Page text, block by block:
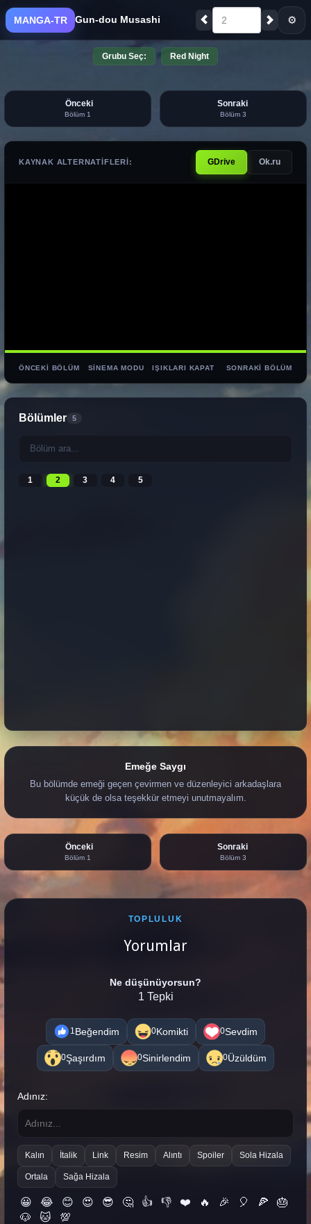
MANGA-TR Gun-dou Musashi 2 ⚙
Grubu Seç: Red Night
Önceki
Bölüm 1
Sonraki
Bölüm 3
KAYNAK ALTERNATIFLERI: GDrive Ok.ru
ÖNCEKI BÖLÜM SINEMA MODU IŞIKLARI KAPAT SONRAKI BÖLÜM
Bölümler 5
1 2 3 4 5
Emeğe Saygı
Bu bölümde emeği geçen çevirmen ve düzenleyici arkadaşlara
küçük de olsa teşekkür etmeyi unutmayalım.
Önceki
Bölüm 1
Sonraki
Bölüm 3
TOPLULUK
Yorumlar
Ne düşünüyorsun?
1 Tepki
1Beğendim 0Komikti 0Sevdim
0Şaşırdım 0Sinirlendim 0Üzüldüm
Adınız:
Kalın İtalik Link Resim Alıntı Spoiler Sola Hizala
Ortala Sağa Hizala
😀 😂 😊 😍 😎 🤔 👍 👎 ❤️ 🔥 🎉 🎈 🍕
🎂
🐶
🐱 💯